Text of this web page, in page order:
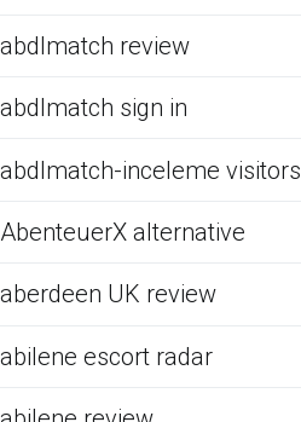
abdlmatch review
abdlmatch sign in
abdlmatch-inceleme visitors
AbenteuerX alternative
aberdeen UK review
abilene escort radar